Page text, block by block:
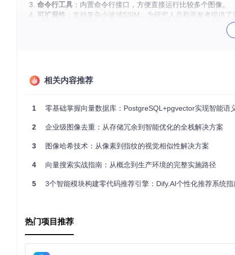
命令行工具 ：内置命令行接口，方便直接运行比较多个图像。
可扩展性 ：支持复杂小波域SSIM，为研究人员和开发者提供了
：代码简洁，配有详细说明和示例，便于理解和使
相关内容推荐
1 零基础掌握向量数据库：PostgreSQL+pgvector实现智能语
2 企业级图像去重：从存储冗余到智能优化的全栈解决方案
3 图像哈希技术：从像素到指纹的视觉相似性解决方案
4 向量搜索实战指南：从概念到生产环境的完整实施路径
5 3个智能模块构建零代码推荐引擎：Dify.AI个性化推荐系统指
热门项目推荐